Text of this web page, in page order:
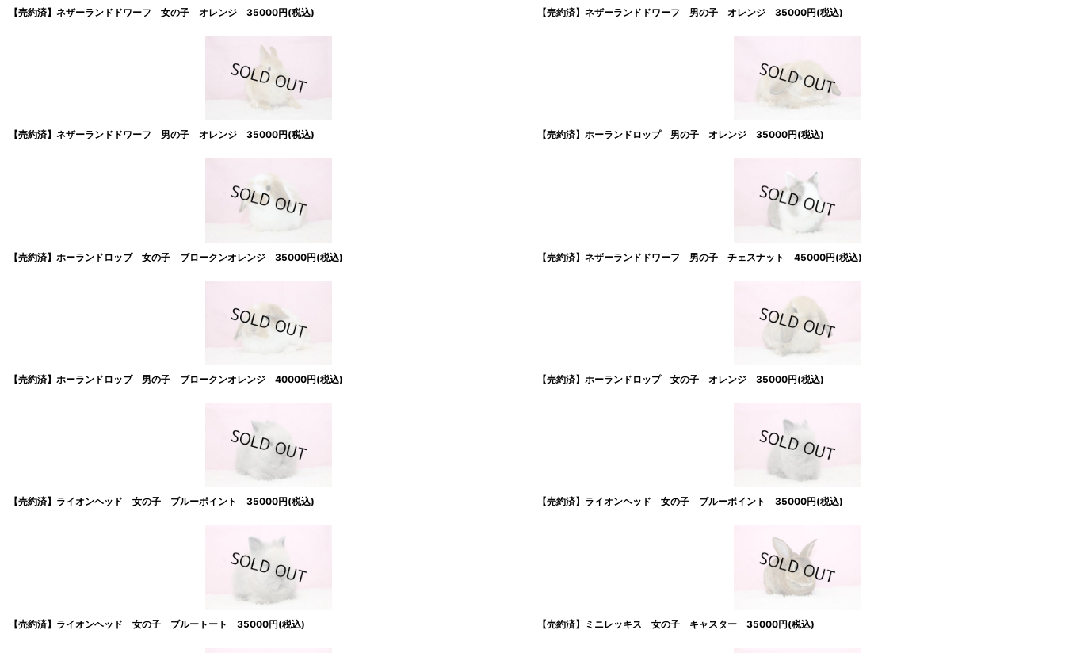
【売約済】ネザーランドドワーフ 女の子 オレンジ 35000円(税込) 【売約済】ネザーランドドワーフ 男の子 オレンジ 35000円(税込)
【売約済】ネザーランドドワーフ 男の子 オレンジ 35000円(税込) 【売約済】ホーランドロップ 男の子 オレンジ 35000円(税込)
【売約済】ホーランドロップ 女の子 ブロークンオレンジ 35000円(税込) 【売約済】ネザーランドドワーフ 男の子 チェスナット 45000円(税込)
【売約済】ホーランドロップ 男の子 ブロークンオレンジ 40000円(税込) 【売約済】ホーランドロップ 女の子 オレンジ 35000円(税込)
【売約済】ライオンヘッド 女の子 ブルーポイント 35000円(税込) 【売約済】ライオンヘッド 女の子 ブルーポイント 35000円(税込)
【売約済】ライオンヘッド 女の子 ブルートート 35000円(税込) 【売約済】ミニレッキス 女の子 キャスター 35000円(税込)